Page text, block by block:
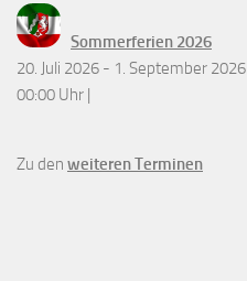
Sommerferien 2026
20. Juli 2026 - 1. September 2026
00:00 Uhr |
Zu den weiteren Terminen